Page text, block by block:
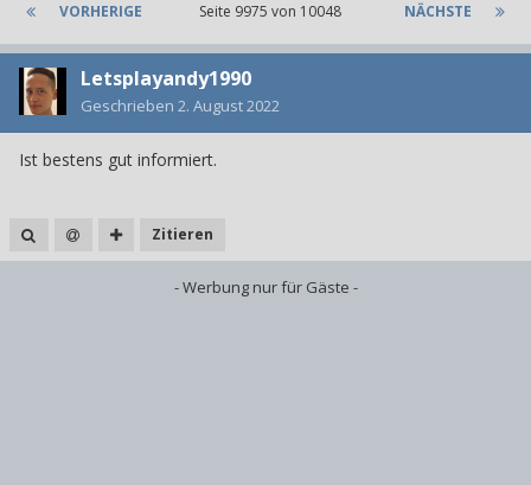
VORHERIGE NÄCHSTE
Seite 9975 von 10048
Letsplayandy1990
Geschrieben 2. August 2022
Ist bestens gut informiert.
Zitieren
- Werbung nur für Gäste -